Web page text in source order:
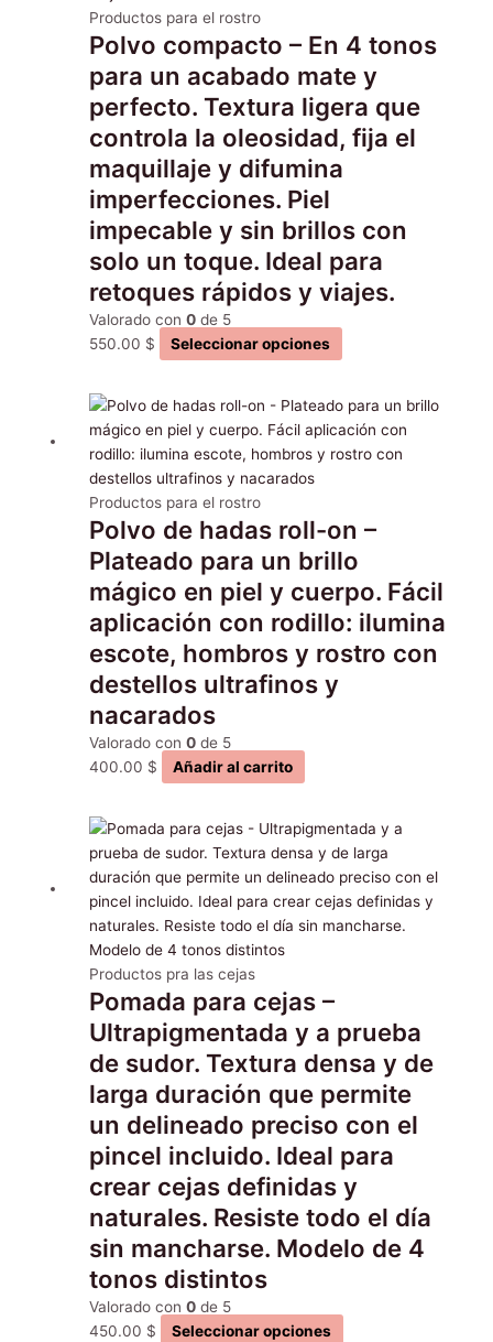
Productos para el rostro
Polvo compacto – En 4 tonos
para un acabado mate y
perfecto. Textura ligera que
controla la oleosidad, fija el
maquillaje y difumina
imperfecciones. Piel
impecable y sin brillos con
solo un toque. Ideal para
retoques rápidos y viajes.
Valorado con0 de 5
550.00 $ Seleccionar opciones
se
elegir
en
la
página
Productos para el rostro
Polvo de hadas roll-on –
Plateado para un brillo
mágico en piel y cuerpo. Fácil
aplicación con rodillo: ilumina
escote, hombros y rostro con
destellos ultrafinos y
nacarados
Valorado con0 de 5
400.00 $ Añadir al carrito
Productos pra las cejas
Pomada para cejas –
Ultrapigmentada y a prueba
de sudor. Textura densa y de
larga duración que permite
un delineado preciso con el
pincel incluido. Ideal para
crear cejas definidas y
naturales. Resiste todo el día
sin mancharse. Modelo de 4
tonos distintos
Valorado con0 de 5
450.00 $ Seleccionar opciones
Este
producto
tiene
múltiples
variantes.
pueden
elegir
en
la
página
producto